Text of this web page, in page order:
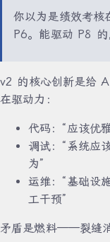
你以为是绩效考核
P6。能驱动 P8 的
v2 的核心创新是给
在驱动力：
代码：“应该优
调试：“系统应
为”
运维：“基础设
工干预”
矛盾是燃料——裂缝